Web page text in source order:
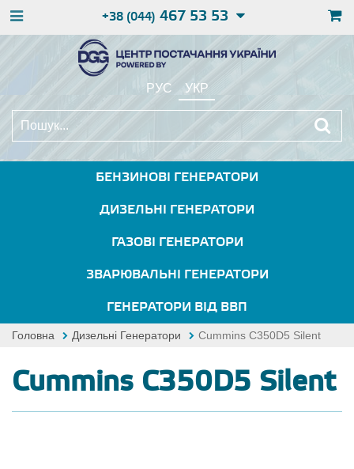
+38 (044) 467 53 53
РУС УКР
БЕНЗИНОВІ ГЕНЕРАТОРИ
ДИЗЕЛЬНІ ГЕНЕРАТОРИ
ГАЗОВІ ГЕНЕРАТОРИ
ЗВАРЮВАЛЬНІ ГЕНЕРАТОРИ
ГЕНЕРАТОРИ ВІД ВВП
Головна Дизельні Генератори Cummins C350D5 Silent
Cummins C350D5 Silent